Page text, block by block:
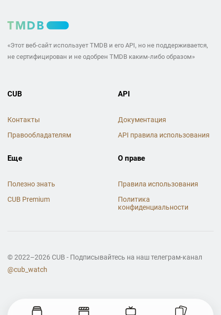
«Этот веб-сайт использует TMDB и его API, но не поддерживается,
не сертифицирован и не одобрен TMDB каким-либо образом»
CUB
Контакты
Правообладателям
API
Документация
API правила использования
Еще
Полезно знать
CUB Premium
О праве
Правила использования
Политика
конфиденциальности
© 2022–2026 CUB - Подписывайтесь на наш телеграм-канал
@cub_watch